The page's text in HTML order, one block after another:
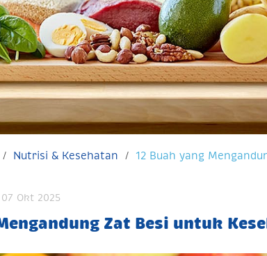
Nutrisi & Kesehatan 12 Buah yang
| 07 Okt 2025
Zat Besi untuk